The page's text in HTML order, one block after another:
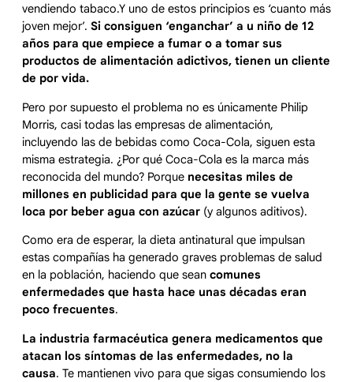
vendiendo tabaco.Y uno de estos principios es ‘cuanto más
joven mejor’. Si consiguen ‘enganchar’ a u niño de 12
años para que empiece a fumar o a tomar sus
productos de alimentación adictivos, tienen un cliente
de por vida.
Pero por supuesto el problema no es únicamente Philip
Morris, casi todas las empresas de alimentación,
incluyendo las de bebidas como Coca-Cola, siguen esta
misma estrategia. ¿Por qué Coca-Cola es la marca más
reconocida del mundo? Porque necesitas miles de
millones en publicidad para que la gente se vuelva
loca por beber agua con azúcar (y algunos aditivos).
Como era de esperar, la dieta antinatural que impulsan
estas compañías ha generado graves problemas de salud
en la población, haciendo que sean comunes
enfermedades que hasta hace unas décadas eran
poco frecuentes.
La industria farmacéutica genera medicamentos que
atacan los síntomas de las enfermedades, no la
causa. Te mantienen vivo para que sigas consumiendo los